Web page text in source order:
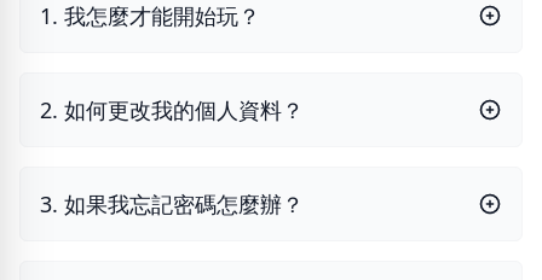
1. 我怎麼才能開始玩？
2. 如何更改我的個人資料？
3. 如果我忘記密碼怎麼辦？